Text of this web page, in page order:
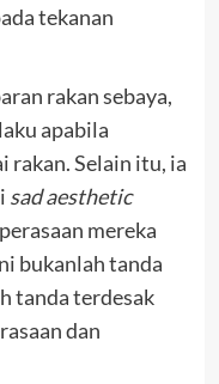
tekanan
rakan sebaya,
apabila
rakan. Selain itu, ia
sad aesthetic
mereka
bukanlah tanda
tanda terdesak
dan